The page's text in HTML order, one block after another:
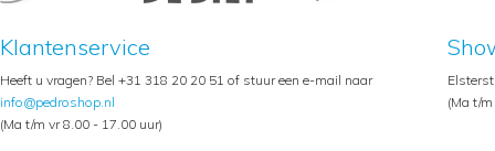
Klantenservice
Heeft u vragen? Bel +31 318 20 20 51 of stuur een e-mail naar
info@pedroshop.nl
(Ma t/m vr 8.00 - 17.00 uur)
(Ma t/